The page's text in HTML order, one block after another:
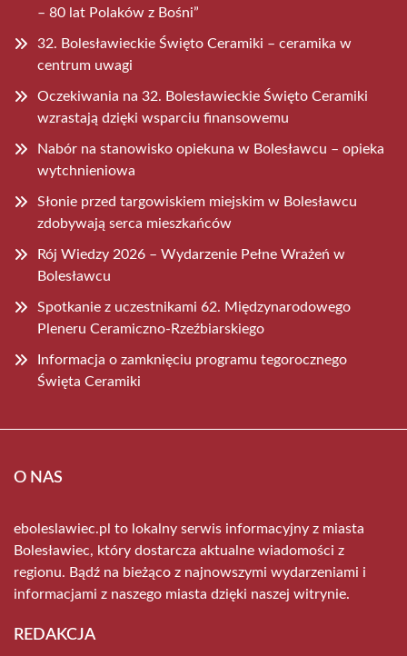
– 80 lat Polaków z Bośni”
32. Bolesławieckie Święto Ceramiki – ceramika w
centrum uwagi
Oczekiwania na 32. Bolesławieckie Święto Ceramiki
wzrastają dzięki wsparciu finansowemu
Nabór na stanowisko opiekuna w Bolesławcu – opieka
wytchnieniowa
Słonie przed targowiskiem miejskim w Bolesławcu
zdobywają serca mieszkańców
Rój Wiedzy 2026 – Wydarzenie Pełne Wrażeń w
Bolesławcu
Spotkanie z uczestnikami 62. Międzynarodowego
Pleneru Ceramiczno-Rzeźbiarskiego
Informacja o zamknięciu programu tegorocznego
Święta Ceramiki
O NAS
eboleslawiec.pl to lokalny serwis informacyjny z miasta
Bolesławiec, który dostarcza aktualne wiadomości z
regionu. Bądź na bieżąco z najnowszymi wydarzeniami i
informacjami z naszego miasta dzięki naszej witrynie.
REDAKCJA